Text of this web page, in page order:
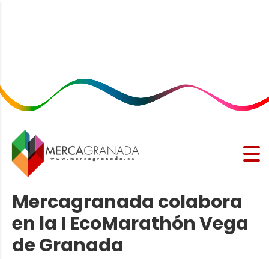
Mercagranada colabora
en la I EcoMarathón Vega
de Granada